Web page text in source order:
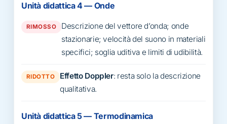
Unità didattica 4 — Onde
RIMOSSO
Descrizione del vettore d’onda; onde
stazionarie; velocità del suono in materiali
specifici; soglia uditiva e limiti di udibilità.
RIDOTTO Effetto Doppler: resta solo la descrizione
qualitativa.
Unità didattica 5 — Termodinamica